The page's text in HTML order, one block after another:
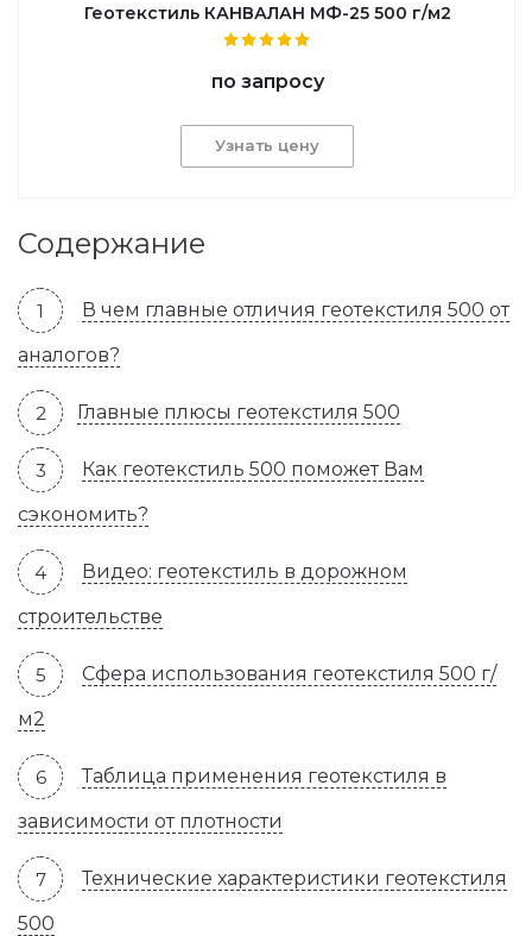
Геотекстиль КАНВАЛАН МФ-25 500 г/м2
по запросу
Узнать цену
Содержание
В чем главные отличия геотекстиля 500 от
аналогов?
Главные плюсы геотекстиля 500
Как геотекстиль 500 поможет Вам
сэкономить?
Видео: геотекстиль в дорожном
строительстве
Сфера использования геотекстиля 500 г/
м2
Таблица применения геотекстиля в
зависимости от плотности
Технические характеристики геотекстиля
500